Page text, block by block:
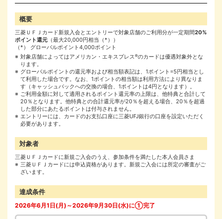
概要
三菱ＵＦＪカード新規入会とエントリーで対象店舗のご利用分が一定期間20%
ポイント還元 （最大20,000円相当（*））
グローバルポイント4,000ポイント
対象店舗によってはアメリカン・エキスプレス®のカードは優遇対象外とな
ります。
グローバルポイントの還元率および相当額表記は、1ポイント=5円相当とし
て利用した場合です。なお、1ポイントの相当額は利用方法により異なりま
す（キャッシュバックへの交換の場合、1ポイントは4円となります）。
ご利用金額に対して適用されるポイント還元率の上限は、他特典と合計して
20％となります。他特典との合計還元率が20％を超える場合、20％を超過
した部分にあたるポイントは付与されません。
エントリーには、カードのお支払口座に三菱UFJ銀行の口座を設定いただく
必要があります。
対象者
三菱ＵＦＪカードに新規ご入会のうえ、参加条件を満たした本人会員さま
三菱ＵＦＪカードには申込資格があります。新規ご入会には所定の審査がご
ざいます。
達成条件
2026年6月1日(月)～2026年9月30日(水)に①完了